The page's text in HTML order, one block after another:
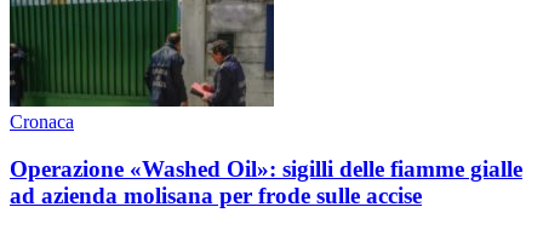
Cronaca
Operazione «Washed Oil»: sigilli delle fiamme gialle
ad azienda molisana per frode sulle accise